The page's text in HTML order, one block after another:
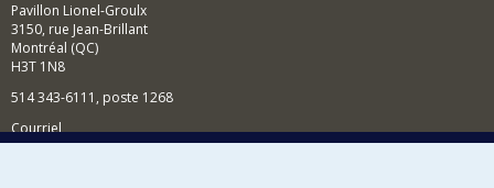
Pavillon Lionel-Groulx
3150, rue Jean-Brillant
Montréal (QC)
H3T 1N8
514 343-6111, poste 1268
Courriel